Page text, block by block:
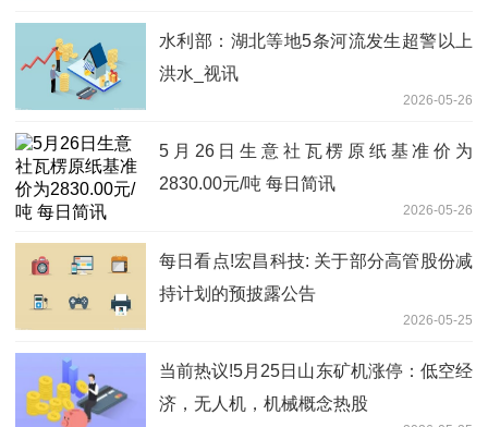
水利部：湖北等地5条河流发生超警以上
洪水_视讯
2026-05-26
5月26日生意社瓦楞原纸基准价为
2830.00元/吨 每日简讯
2026-05-26
每日看点!宏昌科技: 关于部分高管股份减
持计划的预披露公告
2026-05-25
当前热议!5月25日山东矿机涨停：低空经
济，无人机，机械概念热股